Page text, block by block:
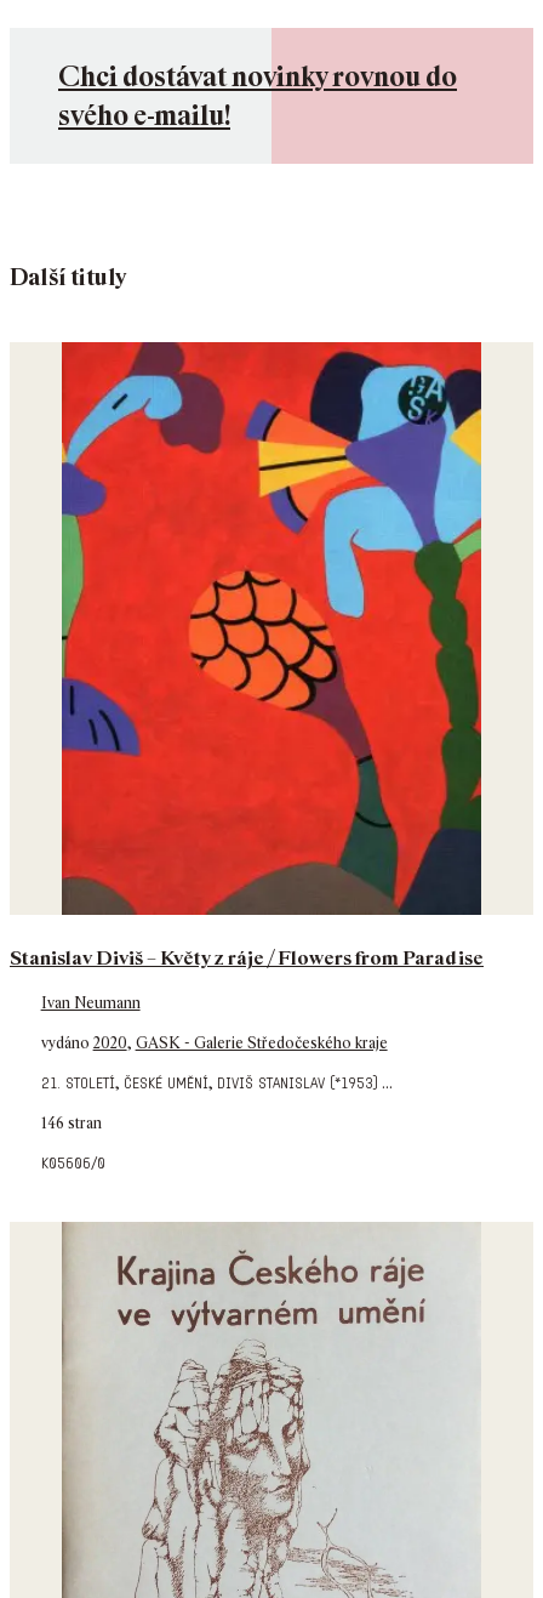
Chci dostávat novinky rovnou do
svého e-mailu!
Další tituly
Stanislav Diviš – Květy z ráje / Flowers from Paradise
Ivan Neumann
vydáno 2020, GASK - Galerie Středočeského kraje
21. století, české umění, diviš stanislav (*1953) ...
146 stran
k05606/0